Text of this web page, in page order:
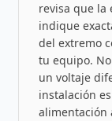
revisa que
indique
del extremo
tu equipo.
un voltaje
instalación
alimentación